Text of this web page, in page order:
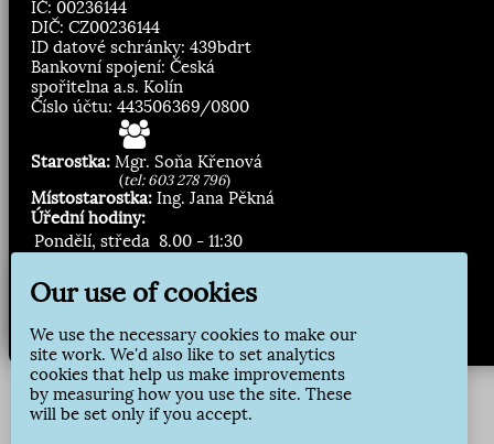
IČ: 00236144
DIČ: CZ00236144
ID datové schránky: 439bdrt
Bankovní spojení: Česká
spořitelna a.s. Kolín
Číslo účtu: 443506369/0800
Starostka: Mgr. Soňa Křenová
(tel: 603 278 796)
Místostarostka: Ing. Jana Pěkná
Úřední hodiny:
Pondělí, středa 8.00 - 11:30
Zasílání novinek:
Přihlásit odběr
Our use of cookies
We use the necessary cookies to make our
site work. We'd also like to set analytics
cookies that help us make improvements
by measuring how you use the site. These
will be set only if you accept.